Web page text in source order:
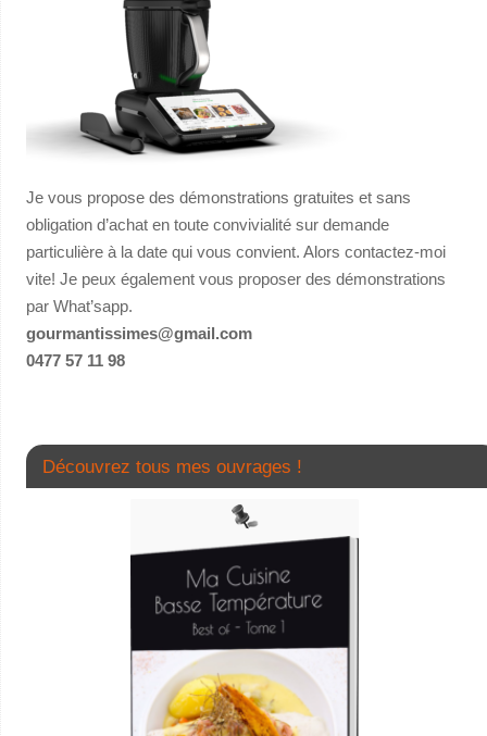
Je vous propose des démonstrations gratuites et sans
obligation d’achat en toute convivialité sur demande
particulière à la date qui vous convient. Alors contactez-moi
vite! Je peux également vous proposer des démonstrations
par What’sapp.
gourmantissimes@gmail.com
0477 57 11 98
Découvrez tous mes ouvrages !